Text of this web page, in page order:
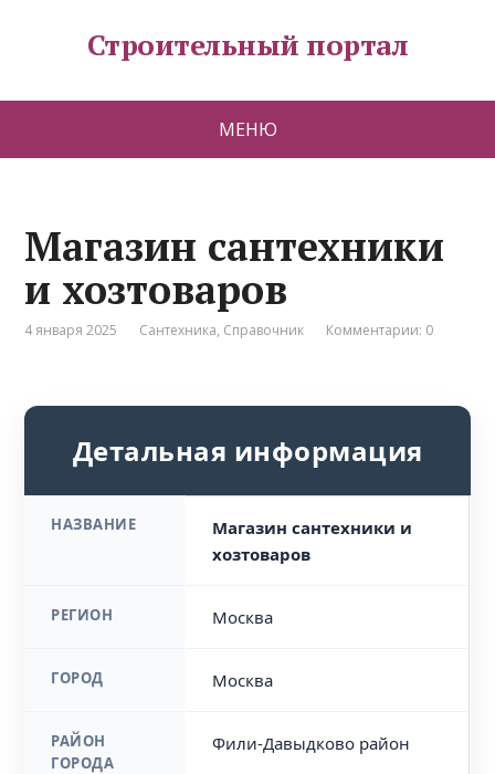
Строительный портал
МЕНЮ
Магазин сантехники
и хозтоваров
4 января 2025 Сантехника, Справочник Комментарии: 0
Детальная информация
НАЗВАНИЕ
Магазин сантехники и
хозтоваров
РЕГИОН Москва
ГОРОД Москва
РАЙОН
ГОРОДА
Фили-Давыдково район